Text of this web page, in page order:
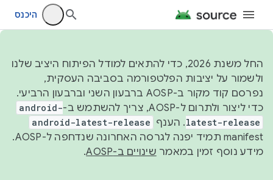
היכנס
החל משנת 2026, כדי להתאים למודל הפיתוח היציב שלנו
ולשמור על יציבות הפלטפורמה בסביבה העסקית,
נפרסם קוד מקור ב-AOSP ברבעון השני וברבעון הרביעי.
כדי ליצור ולתרום ל-AOSP, צריך להשתמש ב-
android-
latest-release. הענף android-latest-release
manifest תמיד יפנה לגרסה האחרונה שנדחפה ל-AOSP.
מידע נוסף זמין במאמר שינויים ב-AOSP .